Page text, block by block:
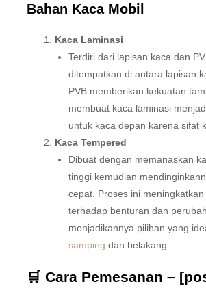
Bahan Kaca Mobil
Kaca Laminasi
Terdiri dari lapisan kaca dan
ditempatkan di antara lapisan
PVB memberikan kekuatan
membuat kaca laminasi
untuk kaca depan karena sifat
Kaca Tempered
Dibuat dengan memanaskan
tinggi kemudian
cepat. Proses ini
terhadap benturan dan
menjadikannya pilihan yang
samping dan belakang.
🛒 Cara Pemesanan –